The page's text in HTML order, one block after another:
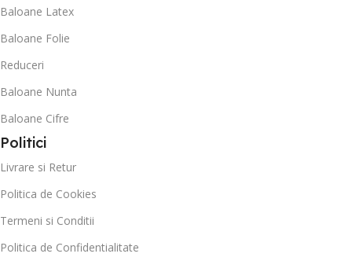
Baloane Latex
Baloane Folie
Reduceri
Baloane Nunta
Baloane Cifre
Politici
Livrare si Retur
Politica de Cookies
Termeni si Conditii
Politica de Confidentialitate